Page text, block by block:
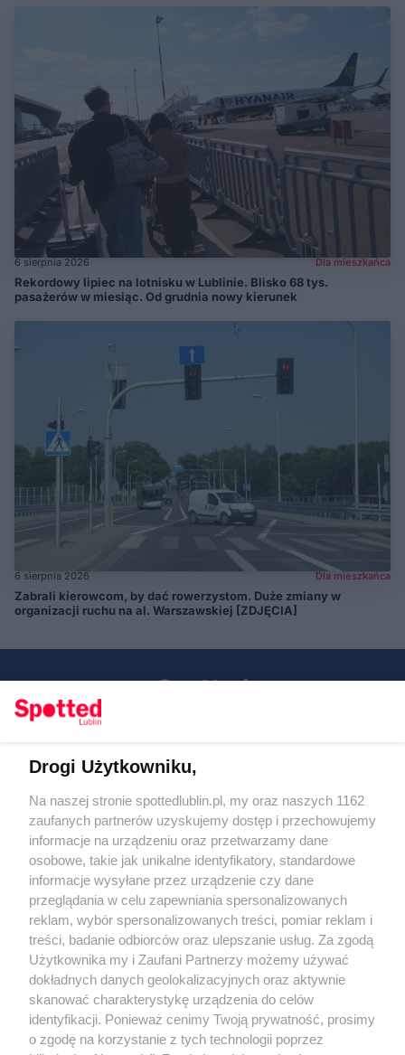
6 sierpnia 2026 Dla mieszkańca
Rekordowy lipiec na lotnisku w Lublinie. Blisko 68 tys.
pasażerów w miesiąc. Od grudnia nowy kierunek
6 sierpnia 2026 Dla mieszkańca
Zabrali kierowcom, by dać rowerzystom. Duże zmiany w
organizacji ruchu na al. Warszawskiej [ZDJĘCIA]
KATEGORIE
OGŁOSZENIA
WYDARZENIA
NA SKRÓTY
Regulamin
Polityka prywatności
RODO
Warunki korzystania z treści
Drogi Użytkowniku,
Na naszej stronie spottedlublin.pl, my oraz naszych 1162
zaufanych partnerów uzyskujemy dostęp i przechowujemy
informacje na urządzeniu oraz przetwarzamy dane
osobowe, takie jak unikalne identyfikatory, standardowe
informacje wysyłane przez urządzenie czy dane
przeglądania w celu zapewniania spersonalizowanych
reklam, wybór spersonalizowanych treści, pomiar reklam i
treści, badanie odbiorców oraz ulepszanie usług. Za zgodą
Użytkownika my i Zaufani Partnerzy możemy używać
dokładnych danych geolokalizacyjnych oraz aktywnie
skanować charakterystykę urządzenia do celów
identyfikacji. Ponieważ cenimy Twoją prywatność, prosimy
o zgodę na korzystanie z tych technologii poprzez